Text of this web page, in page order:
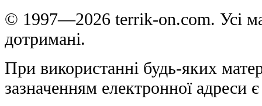
© 1997—2026 terrik-on.com. Усі
дотримані.
При використанні будь-яких
зазначенням електронної адреси